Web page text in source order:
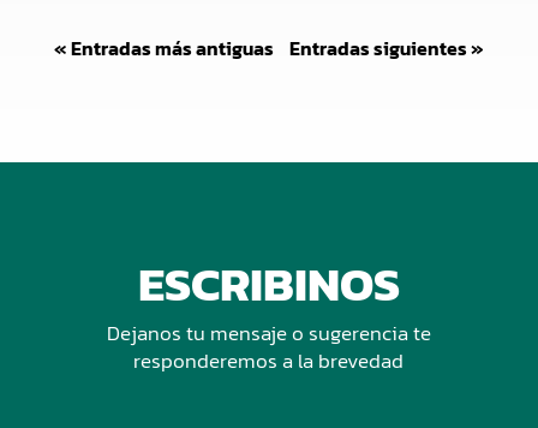
« Entradas más antiguas Entradas siguientes »
ESCRIBINOS
Dejanos tu mensaje o sugerencia te
responderemos a la brevedad